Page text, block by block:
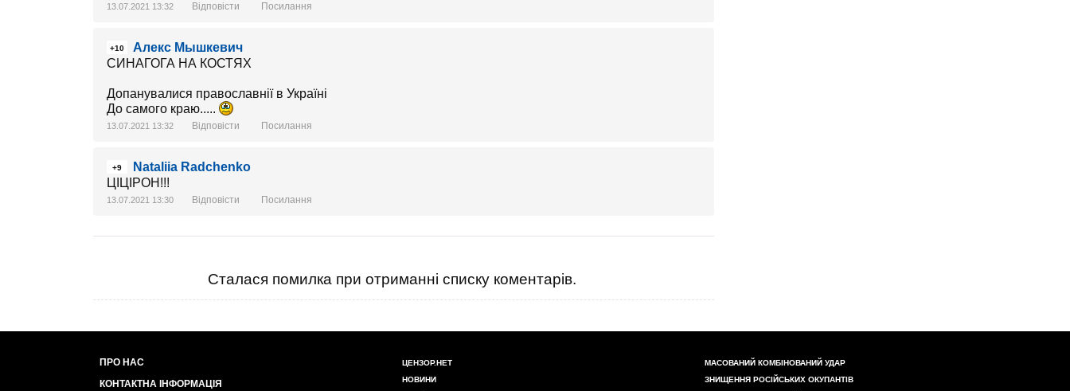
13.07.2021 13:32 Відповісти Посилання
+10
Алекс Мышкевич
СИНАГОГА НА КОСТЯХ
Допанувалися православнії в Україні
До самого краю.....
13.07.2021 13:32 Відповісти Посилання
+9
Nataliia Radchenko
ЦІЦІРОН!!!
13.07.2021 13:30 Відповісти Посилання
Сталася помилка при отриманні списку коментарів.
ПРО НАС
КОНТАКТНА ІНФОРМАЦІЯ
ЦЕНЗОР.НЕТ
НОВИНИ
МАСОВАНИЙ КОМБІНОВАНИЙ УДАР
ЗНИЩЕННЯ РОСІЙСЬКИХ ОКУПАНТІВ